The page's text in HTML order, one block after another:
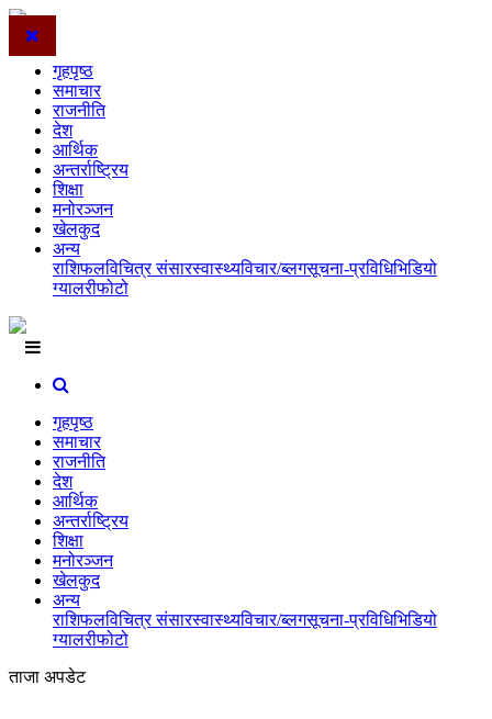
गृहपृष्ठ
समाचार
राजनीति
देश
आर्थिक
अन्तर्राष्ट्रिय
शिक्षा
मनोरञ्जन
खेलकुद
अन्य
राशिफलविचित्र संसारस्वास्थ्यविचार/ब्लगसूचना-प्रविधिभिडियो
ग्यालरीफोटो
गृहपृष्ठ
समाचार
राजनीति
देश
आर्थिक
अन्तर्राष्ट्रिय
शिक्षा
मनोरञ्जन
खेलकुद
अन्य
राशिफलविचित्र संसारस्वास्थ्यविचार/ब्लगसूचना-प्रविधिभिडियो
ग्यालरीफोटो
ताजा अपडेट